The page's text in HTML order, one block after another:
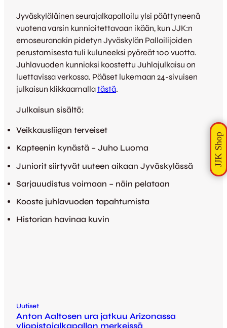
Jyväskyläläinen seurajalkapalloilu ylsi päättyneenä
vuotena varsin kunnioitettavaan ikään, kun JJK:n
emoseuranakin pidetyn Jyväskylän Palloilijoiden
perustamisesta tuli kuluneeksi pyöreät 100 vuotta.
Juhlavuoden kunniaksi koostettu Juhlajulkaisu on
luettavissa verkossa. Pääset lukemaan 24-sivuisen
julkaisun klikkaamallatästä.
Julkaisun sisältö:
Veikkausliigan terveiset
Kapteenin kynästä – Juho Luoma
Juniorit siirtyvät uuteen aikaan Jyväskylässä
Sarjauudistus voimaan – näin pelataan
Kooste juhlavuoden tapahtumista
Historian havinaa kuvin
Uutiset
Anton Aaltosen ura jatkuu Arizonassa
yliopistojalkapallon merkeissä